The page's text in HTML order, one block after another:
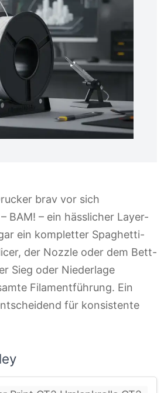
brav vor sich
BAM! – ein hässlicher Layer-
ein kompletter Spaghetti-
der Nozzle oder dem Bett-
Sieg oder Niederlage
Filamentführung. Ein
für konsistente